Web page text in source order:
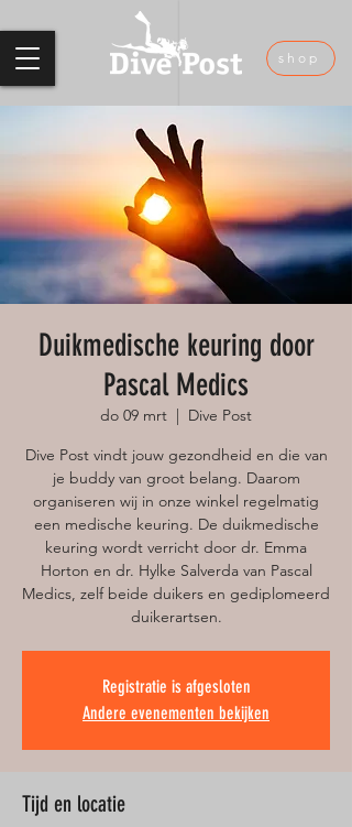
shop
Duikmedische keuring door
Pascal Medics
do 09 mrt
  |
Dive Post
Dive Post vindt jouw gezondheid en die van
je buddy van groot belang. Daarom
organiseren wij in onze winkel regelmatig
een medische keuring. De duikmedische
keuring wordt verricht door dr. Emma
Horton en dr. Hylke Salverda van Pascal
Medics, zelf beide duikers en gediplomeerd
duikerartsen.
Registratie is afgesloten
Andere evenementen bekijken
Tijd en locatie